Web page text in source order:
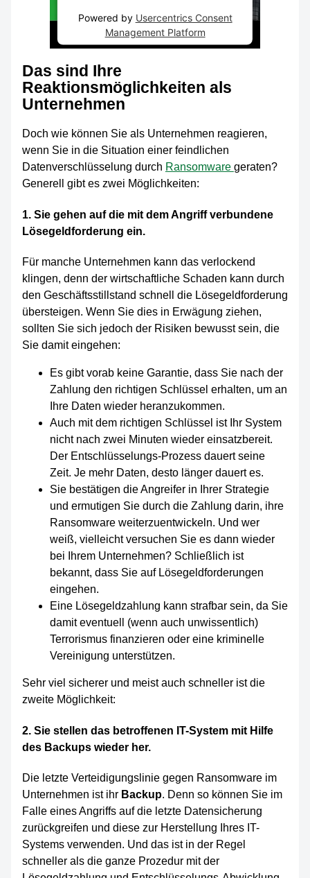
Powered by Usercentrics Consent
Management Platform
Das sind Ihre
Reaktionsmöglichkeiten als
Unternehmen
Doch wie können Sie als Unternehmen reagieren,
wenn Sie in die Situation einer feindlichen
Datenverschlüsselung durch Ransomware geraten?
Generell gibt es zwei Möglichkeiten:
1. Sie gehen auf die mit dem Angriff verbundene
Lösegeldforderung ein.
Für manche Unternehmen kann das verlockend
klingen, denn der wirtschaftliche Schaden kann durch
den Geschäftsstillstand schnell die Lösegeldforderung
übersteigen. Wenn Sie dies in Erwägung ziehen,
sollten Sie sich jedoch der Risiken bewusst sein, die
Sie damit eingehen:
Es gibt vorab keine Garantie, dass Sie nach der
Zahlung den richtigen Schlüssel erhalten, um an
Ihre Daten wieder heranzukommen.
Auch mit dem richtigen Schlüssel ist Ihr System
nicht nach zwei Minuten wieder einsatzbereit.
Der Entschlüsselungs-Prozess dauert seine
Zeit. Je mehr Daten, desto länger dauert es.
Sie bestätigen die Angreifer in Ihrer Strategie
und ermutigen Sie durch die Zahlung darin, ihre
Ransomware weiterzuentwickeln. Und wer
weiß, vielleicht versuchen Sie es dann wieder
bei Ihrem Unternehmen? Schließlich ist
bekannt, dass Sie auf Lösegeldforderungen
eingehen.
Eine Lösegeldzahlung kann strafbar sein, da Sie
damit eventuell (wenn auch unwissentlich)
Terrorismus finanzieren oder eine kriminelle
Vereinigung unterstützen.
Sehr viel sicherer und meist auch schneller ist die
zweite Möglichkeit:
2. Sie stellen das betroffenen IT-System mit Hilfe
des Backups wieder her.
Die letzte Verteidigungslinie gegen Ransomware im
Unternehmen ist ihr Backup. Denn so können Sie im
Falle eines Angriffs auf die letzte Datensicherung
zurückgreifen und diese zur Herstellung Ihres IT-
Systems verwenden. Und das ist in der Regel
schneller als die ganze Prozedur mit der